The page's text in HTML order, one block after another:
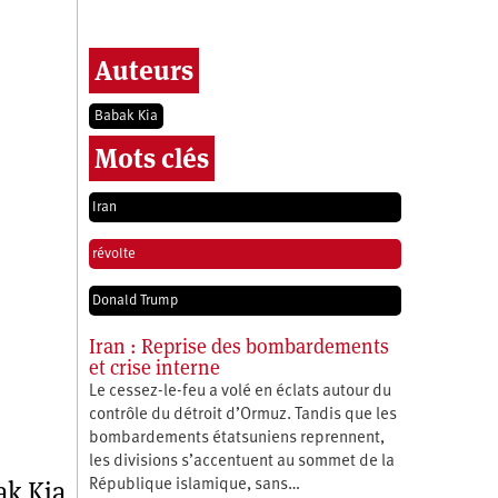
Auteurs
Babak Kia
Mots clés
Iran
révolte
Donald Trump
Iran : Reprise des bombardements
et crise interne
Le cessez-le-feu a volé en éclats autour du
contrôle du détroit d’Ormuz. Tandis que les
bombardements étatsuniens reprennent,
les divisions s’accentuent au sommet de la
République islamique, sans…